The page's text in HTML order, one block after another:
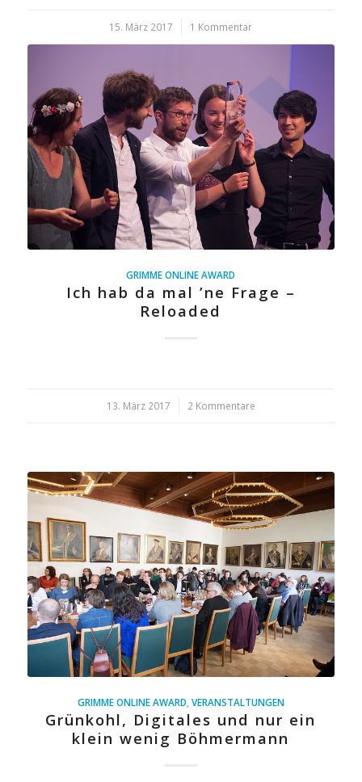
15. März 2017
/ 1 Kommentar
GRIMME ONLINE AWARD
Ich hab da mal ’ne Frage –
Reloaded
13. März 2017
/ 2 Kommentare
GRIMME ONLINE AWARD VERANSTALTUNGEN
Grünkohl, Digitales und nur ein
klein wenig Böhmermann